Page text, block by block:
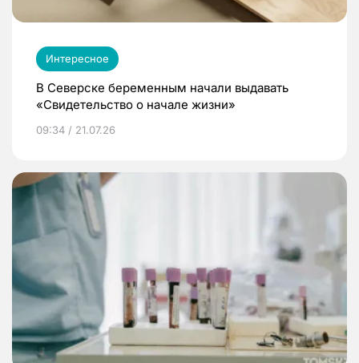
Интересное
В Северске беременным начали выдавать
«Свидетельство о начале жизни»
09:34 / 21.07.26